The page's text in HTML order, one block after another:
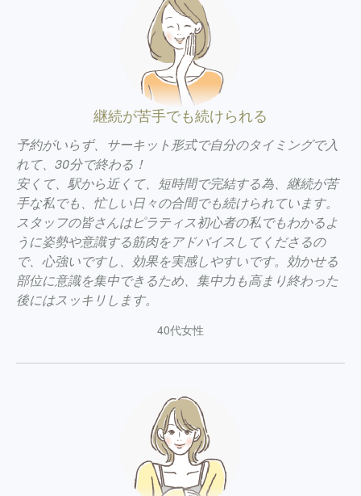
継続が苦手でも続けられる
予約がいらず、サーキット形式で自分のタイミングで入
れて、30分で終わる！
安くて、駅から近くて、短時間で完結する為、継続が苦
手な私でも、忙しい日々の合間でも続けられています。
スタッフの皆さんはピラティス初心者の私でもわかるよ
うに姿勢や意識する筋肉をアドバイスしてくださるの
で、心強いですし、効果を実感しやすいです。効かせる
部位に意識を集中できるため、集中力も高まり終わった
後にはスッキリします。
40代女性